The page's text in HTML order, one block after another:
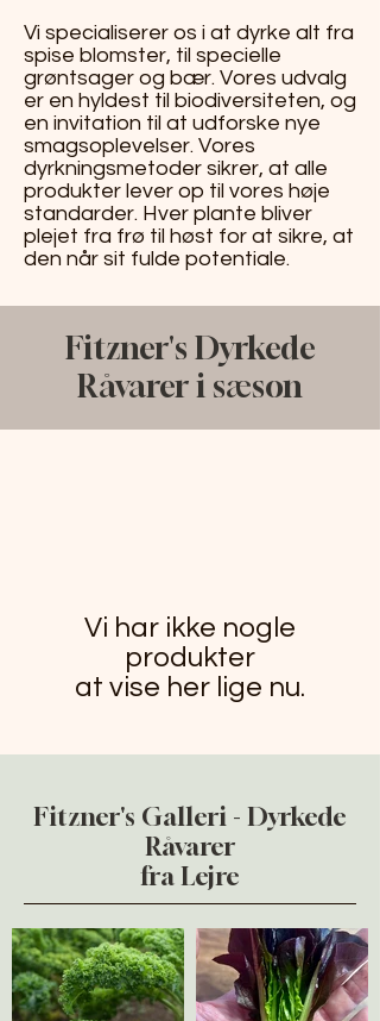
Vi specialiserer os i at dyrke alt fra
spise blomster, til specielle
grøntsager og bær. Vores udvalg
er en hyldest til biodiversiteten, og
en invitation til at udforske nye
smagsoplevelser. Vores
dyrkningsmetoder sikrer, at alle
produkter lever op til vores høje
standarder. Hver plante bliver
plejet fra frø til høst for at sikre, at
den når sit fulde potentiale.
Fitzner's Dyrkede
Råvarer i sæson
Vi har ikke nogle
produkter
at vise her lige nu.
Fitzner's Galleri - Dyrkede
Råvarer
fra Lejre